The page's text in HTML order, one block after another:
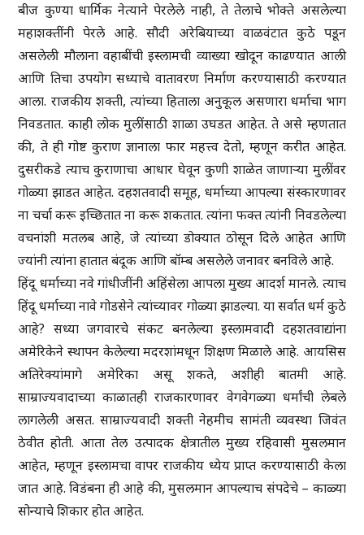
बीज कुण्या धार्मिक नेत्याने पेरलेले नाही, ते तेलाचे भोक्ते असलेल्या
महाशक्तींनी पेरले आहे. सौदी अरेबियाच्या वाळवंटात कुठे पडून
असलेली मौलाना वहाबींची इस्लामची व्याख्या खोदून काढण्यात आली
आणि तिचा उपयोग सध्याचे वातावरण निर्माण करण्यासाठी करण्यात
आला. राजकीय शक्ती, त्यांच्या हिताला अनुकूल असणारा धर्माचा भाग
निवडतात. काही लोक मुलींसाठी शाळा उघडत आहेत. ते असे म्हणतात
की, ते ही गोष्ट कुराण ज्ञानाला फार महत्त्व देतो, म्हणून करीत आहेत.
दुसरीकडे त्याच कुराणाचा आधार घेवून कुणी शाळेत जाणाऱ्या मुलींवर
गोळ्या झाडत आहेत. दहशतवादी समूह, धर्माच्या आपल्या संस्कारणावर
ना चर्चा करू इच्छितात ना करू शकतात. त्यांना फक्त त्यांनी निवडलेल्या
वचनांशी मतलब आहे, जे त्यांच्या डोक्यात ठोसून दिले आहेत आणि
ज्यांनी त्यांना हातात बंदूक आणि बॉम्ब असलेले जनावर बनविले आहे.
हिंदू धर्माच्या नवे गांधीजींनी अहिंसेला आपला मुख्य आदर्श मानले. त्याच
हिंदू धर्माच्या नावे गोडसेने त्यांच्यावर गोळ्या झाडल्या. या सर्वात धर्म कुठे
आहे? सध्या जगवारचे संकट बनलेल्या इस्लामवादी दहशतवाद्यांना
अमेरिकेने स्थापन केलेल्या मदरशांमधून शिक्षण मिळाले आहे. आयसिस
अतिरेक्यांमागे अमेरिका असू शकते, अशीही बातमी आहे.
साम्राज्यवादाच्या काळातही राजकारणावर वेगवेगळ्या धर्मांची लेबले
लागलेली असत. साम्राज्यवादी शक्ती नेहमीच सामंती व्यवस्था जिवंत
ठेवीत होती. आता तेल उत्पादक क्षेत्रातील मुख्य रहिवासी मुसलमान
आहेत, म्हणून इस्लामचा वापर राजकीय ध्येय प्राप्त करण्यासाठी केला
जात आहे. विडंबना ही आहे की, मुसलमान आपल्याच संपदेचे – काळ्या
सोन्याचे शिकार होत आहेत.